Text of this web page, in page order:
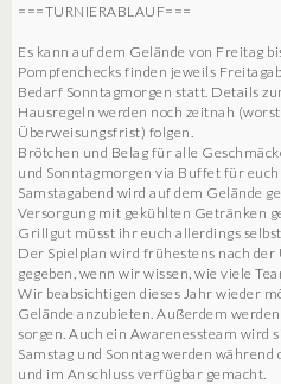
===TURNIERABLAUF===
Es kann auf dem Gelände von Freitag
Pompfenchecks finden jeweils
Bedarf Sonntagmorgen statt. Details
Hausregeln werden noch zeitnah
Überweisungsfrist) folgen.
Brötchen und Belag für alle
und Sonntagmorgen via Buffet für
Samstagabend wird auf dem Gelände
Versorgung mit gekühlten Getränken
Grillgut müsst ihr euch allerdings selbst
Der Spielplan wird frühestens nach
gegeben, wenn wir wissen, wie viele
Wir beabsichtigen dieses Jahr wieder
Gelände anzubieten. Außerdem
sorgen. Auch ein Awarenessteam wird
Samstag und Sonntag werden während
und im Anschluss verfügbar gemacht.